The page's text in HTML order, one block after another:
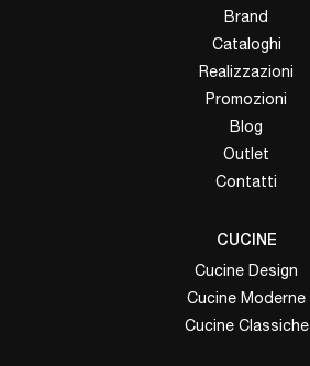
Brand
Cataloghi
Realizzazioni
Promozioni
Blog
Outlet
Contatti
CUCINE
Cucine Design
Cucine Moderne
Cucine Classiche